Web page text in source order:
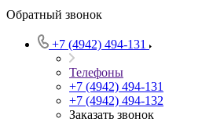
Обратный звонок
+7 (4942) 494-131
Телефоны
+7 (4942) 494-131
+7 (4942) 494-132
Заказать звонок